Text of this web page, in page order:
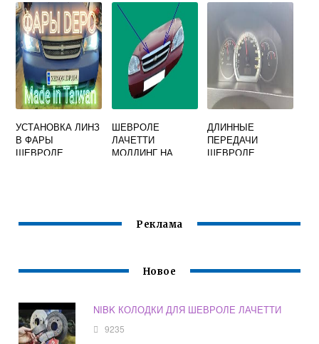
УСТАНОВКА ЛИНЗ
В ФАРЫ
ШЕВРОЛЕ
ШЕВРОЛЕ
ЛАЧЕТТИ
МОЛДИНГ НА
ДЛИННЫЕ
ПЕРЕДАЧИ
ШЕВРОЛЕ
Реклама
Новое
NIBK КОЛОДКИ ДЛЯ ШЕВРОЛЕ ЛАЧЕТТИ
9235